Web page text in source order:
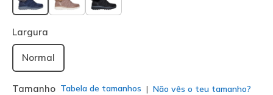
selecionado
Largura
Normal
Tamanho Tabela de tamanhos Não vês o teu tamanho?